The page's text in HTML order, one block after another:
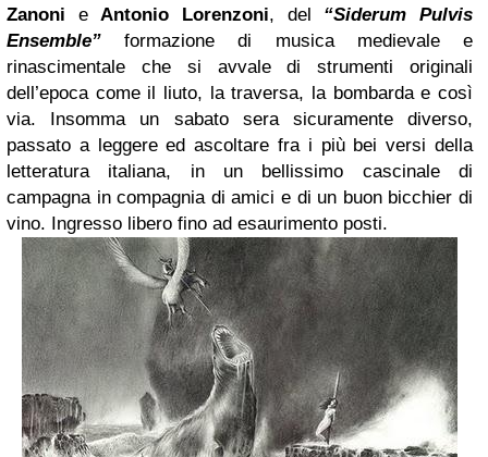
Zanoni eAntonio Lorenzoni, del “Siderum Pulvis
Ensemble” formazione di musica medievale e
rinascimentale che si avvale di strumenti originali
dell’epoca come il liuto, la traversa, la bombarda e così
via. Insomma un sabato sera sicuramente diverso,
passato a leggere ed ascoltare fra i più bei versi della
letteratura italiana, in un bellissimo cascinale di
campagna in compagnia di amici e di un buon bicchier di
vino. Ingresso libero fino ad esaurimento posti.